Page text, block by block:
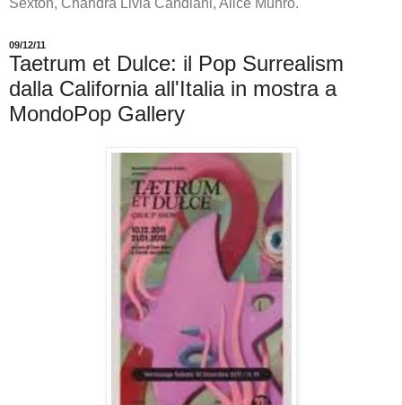
09/12/11
Taetrum et Dulce: il Pop Surrealism
dalla California all'Italia in mostra a
MondoPop Gallery